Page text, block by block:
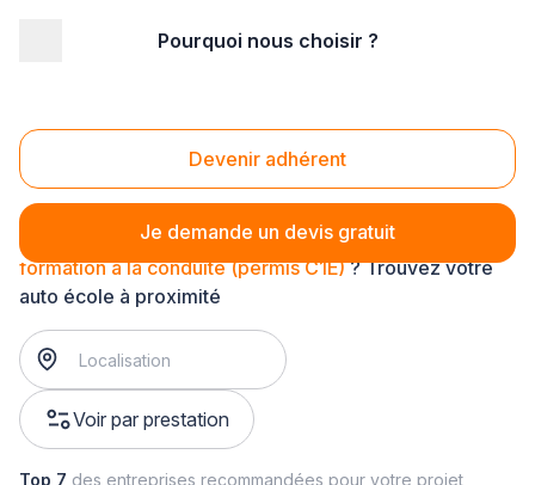
Pourquoi nous choisir ?
Devenir adhérent
Je demande un devis gratuit
Formation à la conduite (permis C1E)
formation à la conduite (permis C1E)? Trouvez votre
auto école à proximité
Voir par prestation
Top 7 des entreprises recommandées pour votre projet